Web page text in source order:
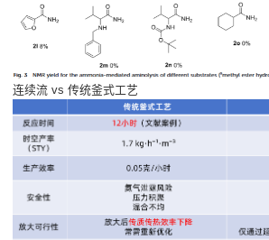
连续流 vs 传统釜式工艺